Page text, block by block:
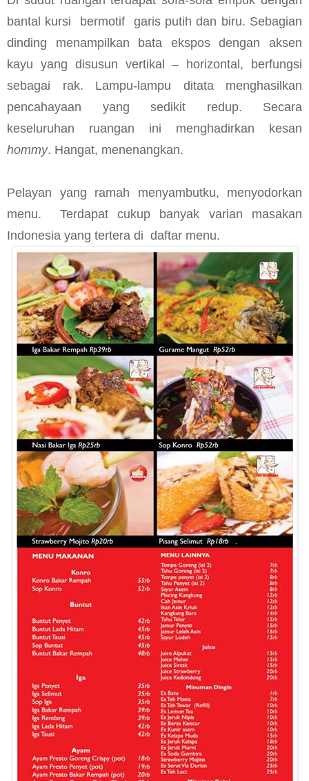
bantal kursi
bermotif
garis putih dan biru. Sebagian
dinding menampilkan bata ekspos dengan aksen
kayu yang disusun vertikal – horizontal, berfungsi
sebagai rak. Lampu-lampu ditata menghasilkan
pencahayaan yang sedikit redup. Secara
keseluruhan ruangan ini menghadirkan kesan
hommy. Hangat, menenangkan.
Pelayan yang ramah menyambutku, menyodorkan
menu.
Terdapat cukup banyak varian masakan
Indonesia yang tertera di daftar menu.